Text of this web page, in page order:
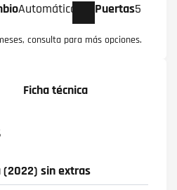
Automático Puertas5
consulta para más opciones.
Ficha técnica
(2022) sin extras